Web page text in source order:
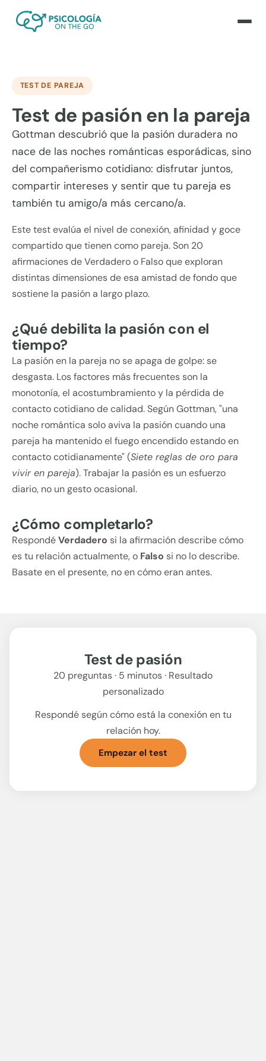
TEST DE PAREJA
Test de pasión en la pareja
Gottman descubrió que la pasión duradera no
nace de las noches románticas esporádicas, sino
del compañerismo cotidiano: disfrutar juntos,
compartir intereses y sentir que tu pareja es
también tu amigo/a más cercano/a.
Este test evalúa el nivel de conexión, afinidad y goce
compartido que tienen como pareja. Son 20
afirmaciones de Verdadero o Falso que exploran
distintas dimensiones de esa amistad de fondo que
sostiene la pasión a largo plazo.
¿Qué debilita la pasión con el
tiempo?
La pasión en la pareja no se apaga de golpe: se
desgasta. Los factores más frecuentes son la
monotonía, el acostumbramiento y la pérdida de
contacto cotidiano de calidad. Según Gottman, "una
noche romántica solo aviva la pasión cuando una
pareja ha mantenido el fuego encendido estando en
contacto cotidianamente" (Siete reglas de oro para
vivir en pareja). Trabajar la pasión es un esfuerzo
diario, no un gesto ocasional.
¿Cómo completarlo?
RespondéVerdadero si la afirmación describe cómo
es tu relación actualmente, o Falso si no lo describe.
Basate en el presente, no en cómo eran antes.
Test de pasión
20 preguntas · 5 minutos · Resultado
personalizado
Respondé según cómo está la conexión en tu
relación hoy.
Empezar el test